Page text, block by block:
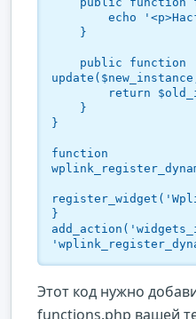
}
function
}
Этот код нужно
functions.php вашей